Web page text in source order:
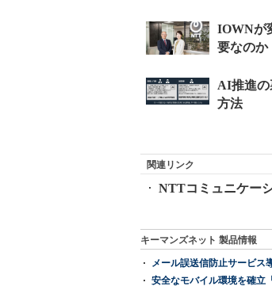
関連リンク
NTTコミュニケー
キーマンズネット 製品情報
メール誤送信防止サービス
安全なモバイル環境を確立